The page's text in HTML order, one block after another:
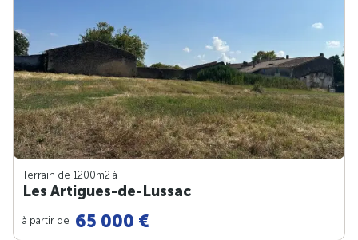
Terrain de 1200m2 à
Les Artigues-de-Lussac
à partir de 65 000 €